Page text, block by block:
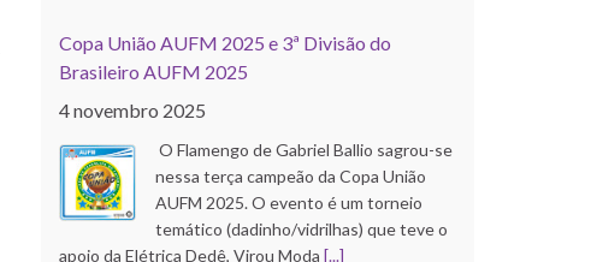
Copa União AUFM 2025 e 3ª Divisão do
Brasileiro AUFM 2025
4 novembro 2025
O Flamengo de Gabriel Ballio sagrou-se
nessa terça campeão da Copa União
AUFM 2025. O evento é um torneio
temático (dadinho/vidrilhas) que teve o
apoio da Elétrica Dedê, Virou Moda [...]